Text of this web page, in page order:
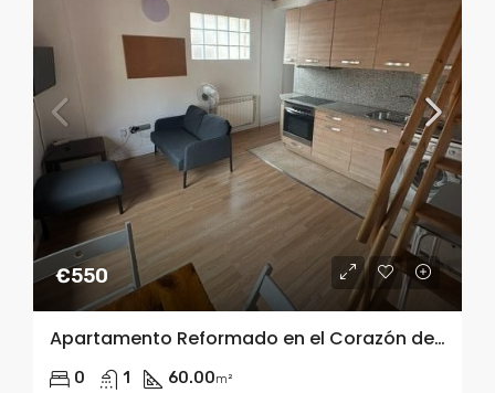
€550
Apartamento Reformado en el Corazón de Barbastro
0 1 60.00m²